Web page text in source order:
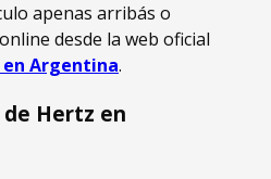
apenas arribás o
desde la web oficial
Argentina.
Hertz en